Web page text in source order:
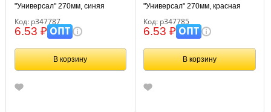
"Универсал" 270мм, синяя
Код: р347787
6.53 ₽ОПТ
В корзину
"Универсал" 270мм, красная
Код: р347785
6.53 ₽ОПТ
В корзину